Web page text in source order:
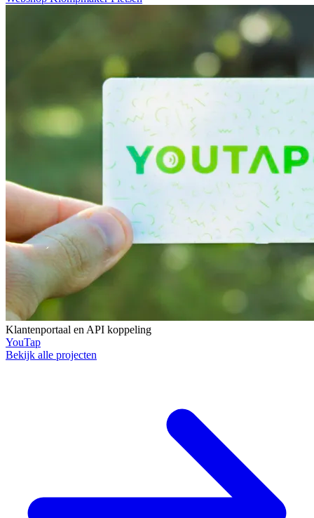
Klantenportaal en API koppeling
YouTap
Bekijk alle projecten